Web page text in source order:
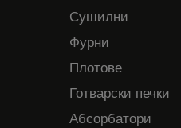
Сушилни
Фурни
Плотове
Готварски печки
Абсорбатори